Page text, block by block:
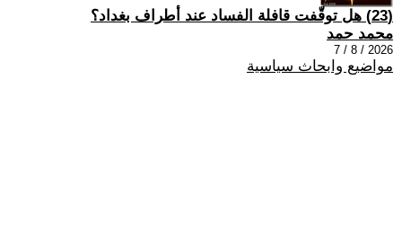
(23) هل توقّفت قافلة الفساد عند أطراف بغداد؟
محمد حمد
2026 / 8 / 7
مواضيع وابحاث سياسية